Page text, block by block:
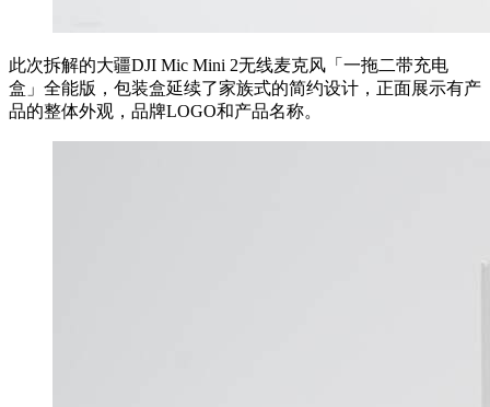
此次拆解的大疆DJI Mic Mini 2无线麦克风「一拖二带充电
盒」全能版，包装盒延续了家族式的简约设计，正面展示有产
品的整体外观，品牌LOGO和产品名称。